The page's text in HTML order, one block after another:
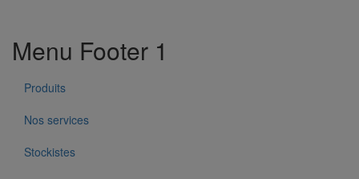
Menu Footer 1
Produits
Nos services
Stockistes